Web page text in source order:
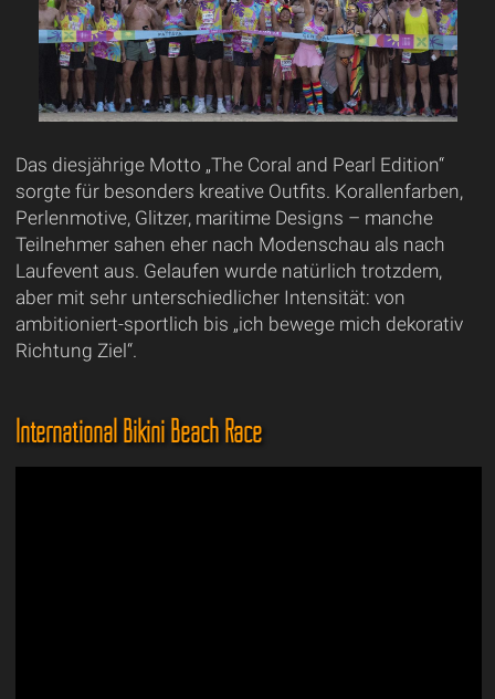
Das diesjährige Motto „The Coral and Pearl Edition“
sorgte für besonders kreative Outfits. Korallenfarben,
Perlenmotive, Glitzer, maritime Designs – manche
Teilnehmer sahen eher nach Modenschau als nach
Laufevent aus. Gelaufen wurde natürlich trotzdem,
aber mit sehr unterschiedlicher Intensität: von
ambitioniert-sportlich bis „ich bewege mich dekorativ
Richtung Ziel“.
International Bikini Beach Race